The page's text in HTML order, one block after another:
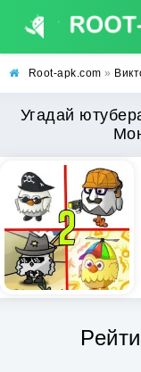
Root-apk.com »
Угадай